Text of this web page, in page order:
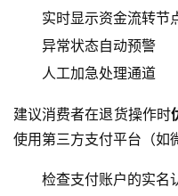
实时显示资金流转节
异常状态自动预警
人工加急处理通道
建议消费者在退货操作时
使用第三方支付平台（如
检查支付账户的实名